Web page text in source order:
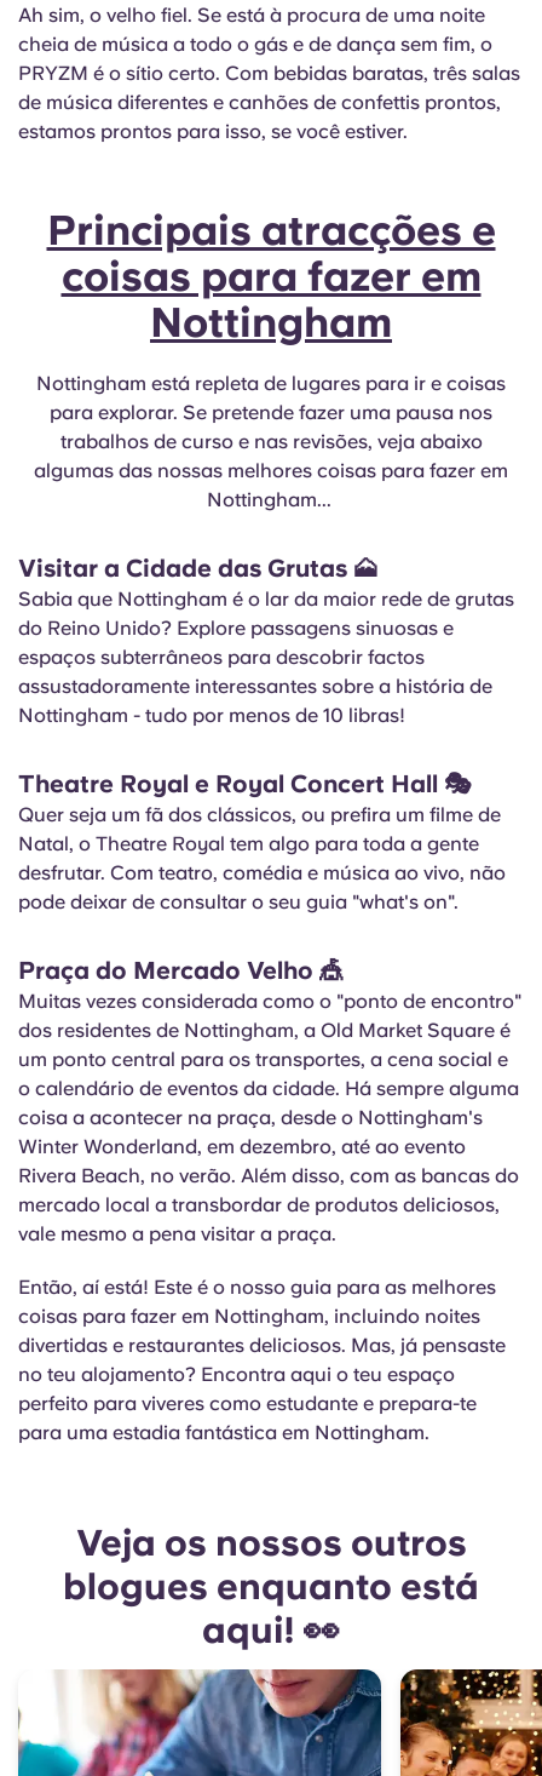
Ah sim, o velho fiel. Se está à procura de uma noite
cheia de música a todo o gás e de dança sem fim, o
PRYZM é o sítio certo. Com bebidas baratas, três salas
de música diferentes e canhões de confettis prontos,
estamos prontos para isso, se você estiver.
Principais atracções e
coisas para fazer em
Nottingham
Nottingham está repleta de lugares para ir e coisas
para explorar. Se pretende fazer uma pausa nos
trabalhos de curso e nas revisões, veja abaixo
algumas das nossas melhores coisas para fazer em
Nottingham...
Visitar a Cidade das Grutas 🗻
Sabia que Nottingham é o lar da maior rede de grutas
do Reino Unido? Explore passagens sinuosas e
espaços subterrâneos para descobrir factos
assustadoramente interessantes sobre a história de
Nottingham - tudo por menos de 10 libras!
Theatre Royal e Royal Concert Hall 🎭
Quer seja um fã dos clássicos, ou prefira um filme de
Natal, o Theatre Royal tem algo para toda a gente
desfrutar. Com teatro, comédia e música ao vivo, não
pode deixar de consultar o seu guia "what's on".
Praça do Mercado Velho 🎪
Muitas vezes considerada como o "ponto de encontro"
dos residentes de Nottingham, a Old Market Square é
um ponto central para os transportes, a cena social e
o calendário de eventos da cidade. Há sempre alguma
coisa a acontecer na praça, desde o Nottingham's
Winter Wonderland, em dezembro, até ao evento
Rivera Beach, no verão. Além disso, com as bancas do
mercado local a transbordar de produtos deliciosos,
vale mesmo a pena visitar a praça.
Então, aí está! Este é o nosso guia para as melhores
coisas para fazer em Nottingham, incluindo noites
divertidas e restaurantes deliciosos. Mas, já pensaste
no teu alojamento? Encontra aqui o teu espaço
perfeito para viveres como estudante e prepara-te
para uma estadia fantástica em Nottingham.
Veja os nossos outros
blogues enquanto está
aqui! 👀